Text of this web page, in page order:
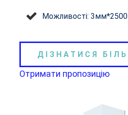
Можливості:
ДІЗНАТИСЯ
Отримати пропозицію